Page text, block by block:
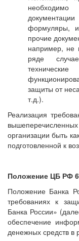
необходимо
формуляры,
прочие
например, не
ряде
защиты от
т.д.).
Реализация
организации быть
подготовленной к
Положение ЦБ РФ
Положение Банка
требованиях к
Банка России»
обеспечение
денежных средств в